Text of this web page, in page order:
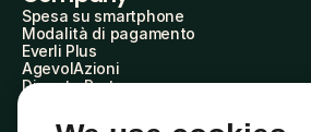
Spesa su smartphone
Modalità di pagamento
Everli Plus
AgevolAzioni
Diventa Partner
Everli Shoppers